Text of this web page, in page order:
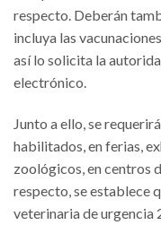
respecto. Deberán
incluya las
así lo solicita la
electrónico.
Junto a ello, se
habilitados, en ferias,
zoológicos, en centros
respecto, se establece
veterinaria de urgencia